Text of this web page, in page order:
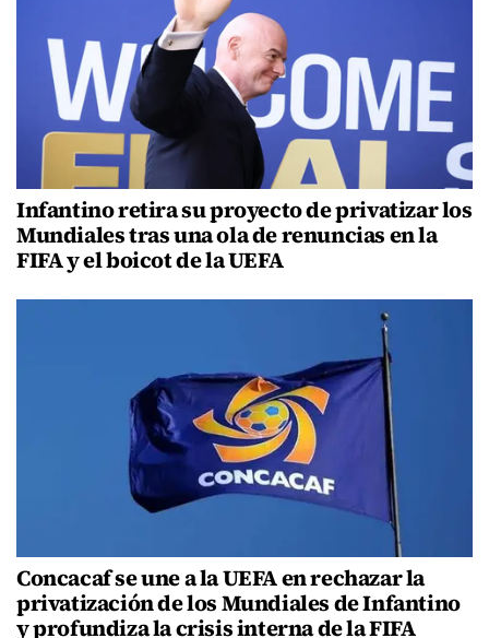
Infantino retira su proyecto de privatizar los
Mundiales tras una ola de renuncias en la
FIFA y el boicot de la UEFA
Concacaf se une a la UEFA en rechazar la
privatización de los Mundiales de Infantino
y profundiza la crisis interna de la FIFA